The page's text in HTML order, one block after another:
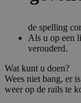
de spelling
Als u op een
verouderd.
Wat kunt u doen?
Wees niet bang, er
weer op de rails te